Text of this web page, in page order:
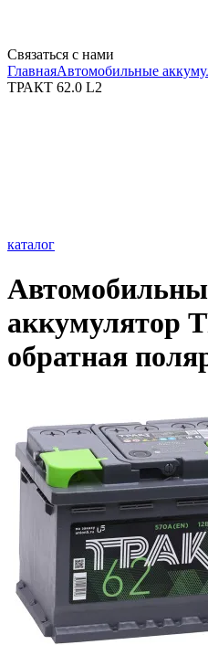
Связаться с нами
ГлавнаяАвтомобильные
ТРАКТ 62.0 L2
каталог
аккумулятор
обратная